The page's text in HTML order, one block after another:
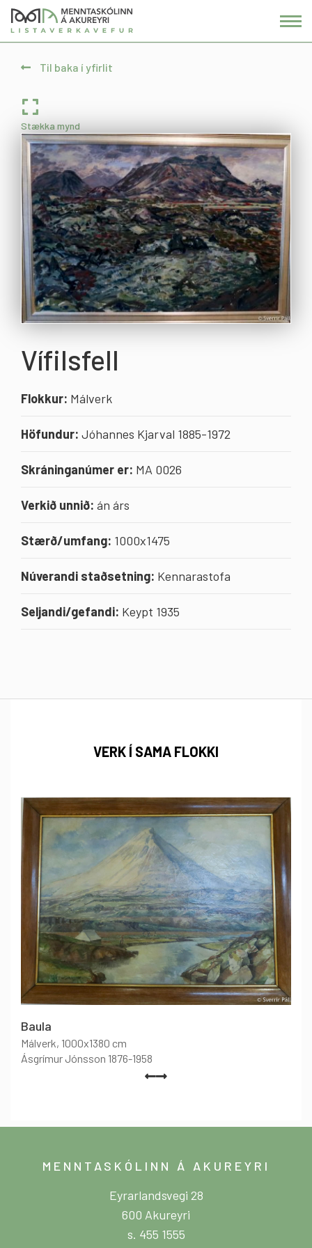
Fara
í
Til baka í yfirlit
Stækka mynd
Vífilsfell
Flokkur: Málverk
Höfundur: Jóhannes Kjarval 1885-1972
Skráninganúmer er: MA 0026
Verkið unnið: án árs
Stærð/umfang: 1000x1475
Núverandi staðsetning: Kennarastofa
Seljandi/gefandi: Keypt 1935
VERK Í SAMA FLOKKI
Baula
Málverk, 1000x1380 cm
Ásgrímur Jónsson 1876-1958
MENNTASKÓLINN Á AKUREYRI
Eyrarlandsvegi 28
600 Akureyri
s. 455 1555